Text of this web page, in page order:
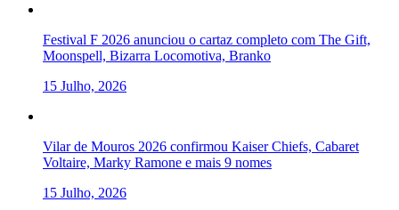
Festival F 2026 anunciou o cartaz completo com The Gift,
Moonspell, Bizarra Locomotiva, Branko
15 Julho, 2026
Vilar de Mouros 2026 confirmou Kaiser Chiefs, Cabaret
Voltaire, Marky Ramone e mais 9 nomes
15 Julho, 2026